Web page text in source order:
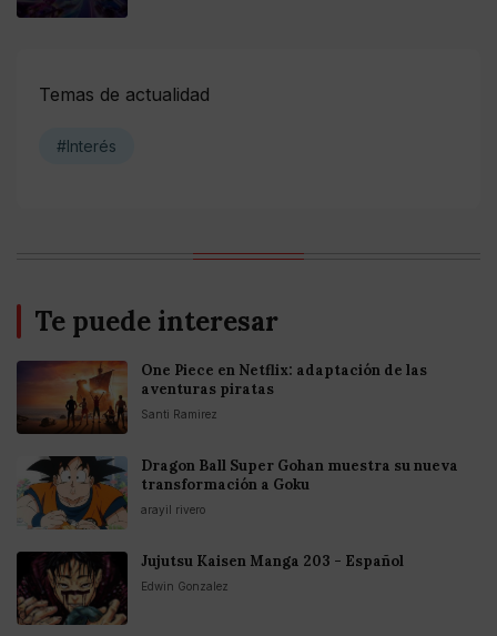
Temas de actualidad
#Interés
Te puede interesar
One Piece en Netflix: adaptación de las
aventuras piratas
Santi Ramirez
Dragon Ball Super Gohan muestra su nueva
transformación a Goku
arayil rivero
Jujutsu Kaisen Manga 203 - Español
Edwin Gonzalez